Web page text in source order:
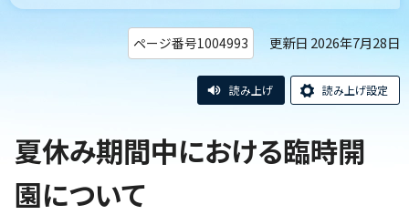
ページ番号1004993 更新日 2026年7月28日
読み上げ 読み上げ設定
夏休み期間中における臨時開
園について